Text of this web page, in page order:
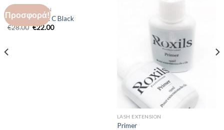
Προσφορά!
LASH EXTENSION
Collection Silk C Black
€28.00 €22.00
LASH EXTENSION
Primer